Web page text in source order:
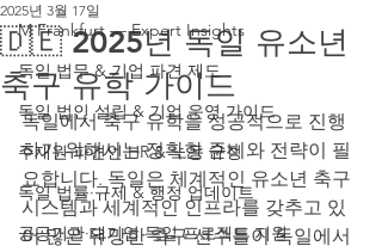
M Frankfurt — Expert Insights
독일 법무 & 기업 파견 제도
독일 법인 설립 & 기업 운영 가이드
주재원·파견인 HR & 노동 규정
독일 법률·규제 & 행정 업데이트
공공기관·대기업 독일 프로젝트 지원
🇩🇪 2025년 독일 유소년
축구 유학 가이드
2025년 3월 17일
독일에서 축구 유학을 성공적으로 진행
하기 위해서는 정확한 준비와 전략이 필
요합니다. 독일은 체계적인 유소년 축구
시스템과 세계적인 인프라를 갖추고 있
어 많은 유망한 축구 선수들이 독일에서